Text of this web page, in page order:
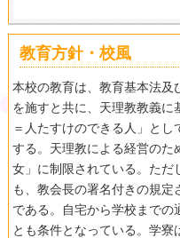
教育方針・校風
本校の教育は、教育基本法
を施すと共に、天理教教義に
＝人たすけのできる人」と
する。天理教による経営のた
女」に制限されている。ただ
も、教会長の署名付きの規
である。自宅から学校までの
とも条件となっている。学寮